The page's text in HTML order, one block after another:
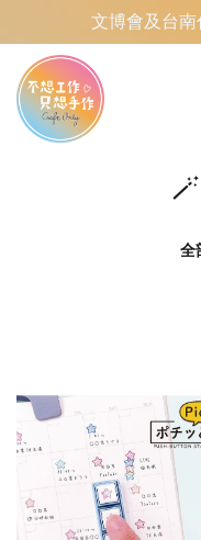
文博會及台
全